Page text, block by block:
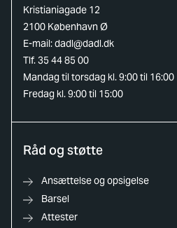
Kristianiagade 12
2100 København Ø
E-mail:dadl@dadl.dk
Tlf. 35 44 85 00
Mandag til torsdag kl. 9:00 til 16:00
Fredag kl. 9:00 til 15:00
Råd og støtte
Ansættelse og opsigelse
Barsel
Attester